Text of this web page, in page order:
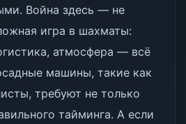
Война здесь — не
игра в шахматы:
атмосфера — всё
машины, такие как
требуют не только
тайминга. А если